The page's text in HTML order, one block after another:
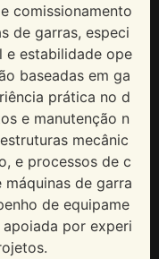
comissionamento
de garras, especi
e estabilidade ope
baseadas em ga
prática no d
e manutenção n
mecânic
e processos de c
de garra
de equipame
por experi